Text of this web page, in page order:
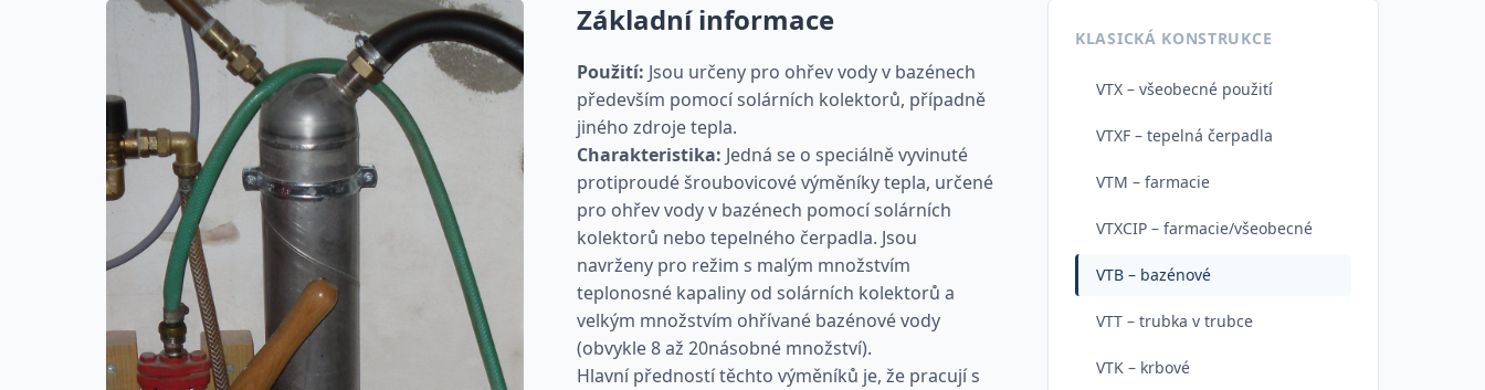
Základní informace
Použití: Jsou určeny pro ohřev vody v bazénech
především pomocí solárních kolektorů, případně
jiného zdroje tepla.
Charakteristika: Jedná se o speciálně vyvinuté
protiproudé šroubovicové výměníky tepla, určené
pro ohřev vody v bazénech pomocí solárních
kolektorů nebo tepelného čerpadla. Jsou
navrženy pro režim s malým množstvím
teplonosné kapaliny od solárních kolektorů a
velkým množstvím ohřívané bazénové vody
(obvykle 8 až 20násobné množství).
Hlavní předností těchto výměníků je, že pracují s
KLASICKÁ KONSTRUKCE
VTX – všeobecné použití
VTXF – tepelná čerpadla
VTM – farmacie
VTXCIP – farmacie/všeobecné
VTB – bazénové
VTT – trubka v trubce
VTK – krbové